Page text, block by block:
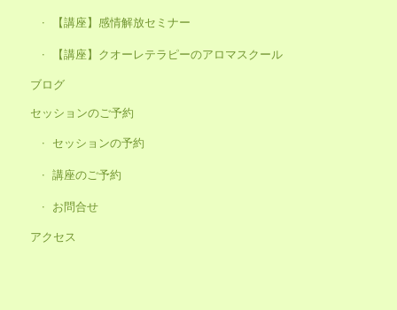
【講座】感情解放セミナー
【講座】クオーレテラピーのアロマスクール
ブログ
セッションのご予約
セッションの予約
講座のご予約
お問合せ
アクセス